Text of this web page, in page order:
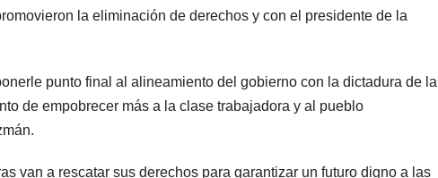
la eliminación de derechos y con el presidente de la
punto final al alineamiento del gobierno con la dictadura de la
de empobrecer más a la clase trabajadora y al pueblo
van a rescatar sus derechos para garantizar un futuro digno a las